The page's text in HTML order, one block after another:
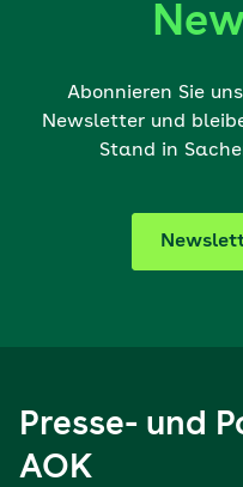
Abonnieren Sie
Newsletter und
Stand in
Presse- und
AOK